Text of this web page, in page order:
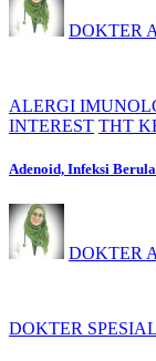
DOKTER
ALERGI
INTEREST THT
Adenoid, Infeksi
DOKTER
DOKTER